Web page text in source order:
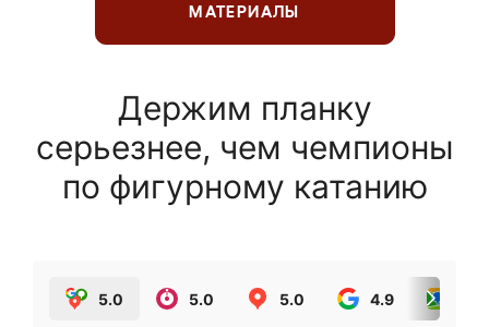
МАТЕРИАЛЫ
Держим планку
серьезнее, чем чемпионы
по фигурному катанию
5.0 5.0 5.0 4.9